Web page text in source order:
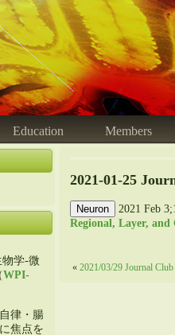
Education Members
物学-微
WPI-
律・腸
焦点を
2021-01-25
Neuron
2021 Feb
Regional, Layer,
« 2021/03/29 Journal